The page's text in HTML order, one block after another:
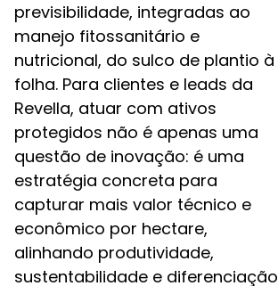
previsibilidade, integradas ao
manejo fitossanitário e
nutricional, do sulco de plantio à
folha. Para clientes e leads da
Revella, atuar com ativos
protegidos não é apenas uma
questão de inovação: é uma
estratégia concreta para
capturar mais valor técnico e
econômico por hectare,
alinhando produtividade,
sustentabilidade e diferenciação